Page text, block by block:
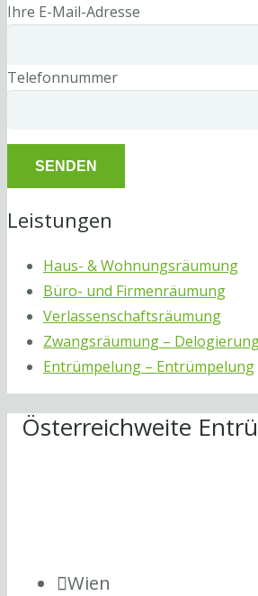
Ihre E-Mail-Adresse
Telefonnummer
Leistungen
Haus- & Wohnungsräumung
Büro- und Firmenräumung
Verlassenschaftsräumung
Zwangsräumung –
Entrümpelung – Entrümpelung
Österreichweite
Wien